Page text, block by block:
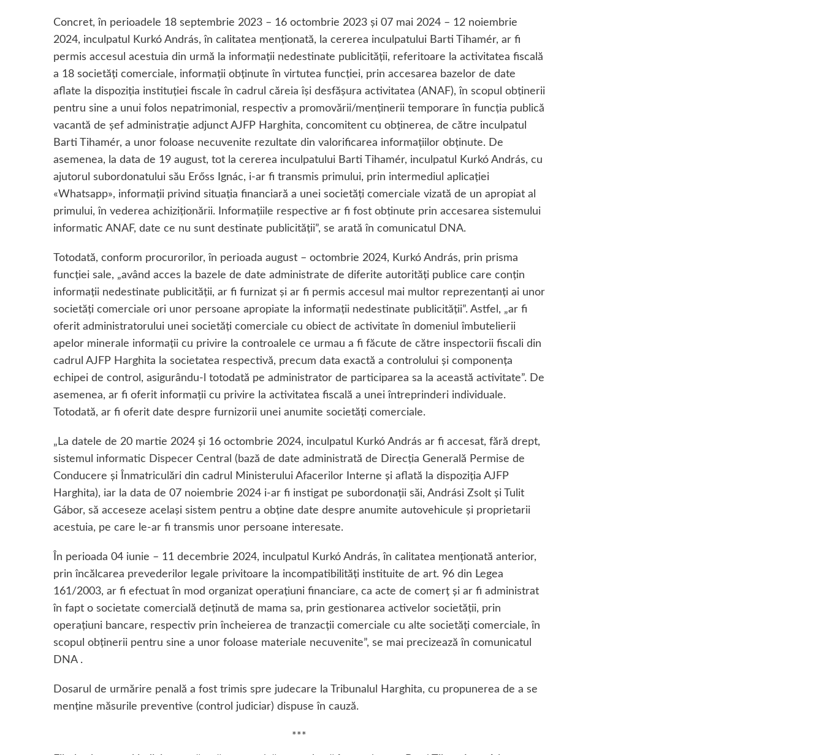
Concret, în perioadele 18 septembrie 2023 – 16 octombrie 2023 și 07 mai 2024 – 12 noiembrie
2024, inculpatul Kurkó András, în calitatea menționată, la cererea inculpatului Barti Tihamér, ar fi
permis accesul acestuia din urmă la informații nedestinate publicității, referitoare la activitatea fiscală
a 18 societăți comerciale, informații obținute în virtutea funcției, prin accesarea bazelor de date
aflate la dispoziția instituției fiscale în cadrul căreia își desfășura activitatea (ANAF), în scopul obținerii
pentru sine a unui folos nepatrimonial, respectiv a promovării/menținerii temporare în funcția publică
vacantă de șef administrație adjunct AJFP Harghita, concomitent cu obținerea, de către inculpatul
Barti Tihamér, a unor foloase necuvenite rezultate din valorificarea informațiilor obținute. De
asemenea, la data de 19 august, tot la cererea inculpatului Barti Tihamér, inculpatul Kurkó András, cu
ajutorul subordonatului său Erőss Ignác, i-ar fi transmis primului, prin intermediul aplicației
«Whatsapp», informații privind situația financiară a unei societăți comerciale vizată de un apropiat al
primului, în vederea achiziționării. Informațiile respective ar fi fost obținute prin accesarea sistemului
informatic ANAF, date ce nu sunt destinate publicității”, se arată în comunicatul DNA.
Totodată, conform procurorilor, în perioada august – octombrie 2024, Kurkó András, prin prisma
funcției sale, „având acces la bazele de date administrate de diferite autorități publice care conțin
informații nedestinate publicității, ar fi furnizat și ar fi permis accesul mai multor reprezentanți ai unor
societăți comerciale ori unor persoane apropiate la informații nedestinate publicității”. Astfel, „ar fi
oferit administratorului unei societăți comerciale cu obiect de activitate în domeniul îmbutelierii
apelor minerale informații cu privire la controalele ce urmau a fi făcute de către inspectorii fiscali din
cadrul AJFP Harghita la societatea respectivă, precum data exactă a controlului și componența
echipei de control, asigurându-l totodată pe administrator de participarea sa la această activitate”. De
asemenea, ar fi oferit informații cu privire la activitatea fiscală a unei întreprinderi individuale.
Totodată, ar fi oferit date despre furnizorii unei anumite societăți comerciale.
„La datele de 20 martie 2024 și 16 octombrie 2024, inculpatul Kurkó András ar fi accesat, fără drept,
sistemul informatic Dispecer Central (bază de date administrată de Direcția Generală Permise de
Conducere și Înmatriculări din cadrul Ministerului Afacerilor Interne și aflată la dispoziția AJFP
Harghita), iar la data de 07 noiembrie 2024 i-ar fi instigat pe subordonații săi, Andrási Zsolt și Tulit
Gábor, să acceseze același sistem pentru a obține date despre anumite autovehicule și proprietarii
acestuia, pe care le-ar fi transmis unor persoane interesate.
În perioada 04 iunie – 11 decembrie 2024, inculpatul Kurkó András, în calitatea menționată anterior,
prin încălcarea prevederilor legale privitoare la incompatibilități instituite de art. 96 din Legea
161/2003, ar fi efectuat în mod organizat operațiuni financiare, ca acte de comerț și ar fi administrat
în fapt o societate comercială deținută de mama sa, prin gestionarea activelor societății, prin
operațiuni bancare, respectiv prin încheierea de tranzacții comerciale cu alte societăți comerciale, în
scopul obținerii pentru sine a unor foloase materiale necuvenite”, se mai precizează în comunicatul
DNA .
Dosarul de urmărire penală a fost trimis spre judecare la Tribunalul Harghita, cu propunerea de a se
menține măsurile preventive (control judiciar) dispuse în cauză.
***